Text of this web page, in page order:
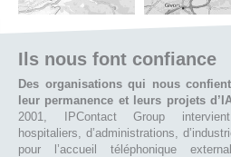
Ils nous font confiance
Des organisations qui nous
leur permanence et leurs projets
2001, IPContact Group
hospitaliers, d’administrations,
pour l’accueil téléphonique